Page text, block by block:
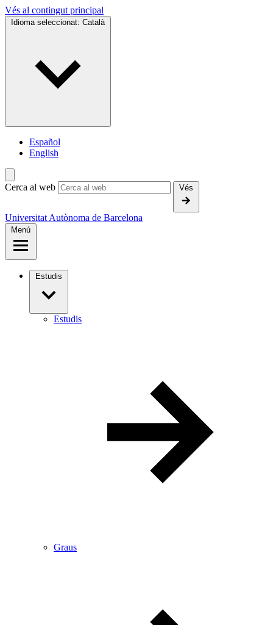
Vés al contingut principal
Idioma seleccionat: Català
Español
English
Cerca al web Vés
Universitat Autònoma de Barcelona
Menú
Estudis
Estudis
Graus